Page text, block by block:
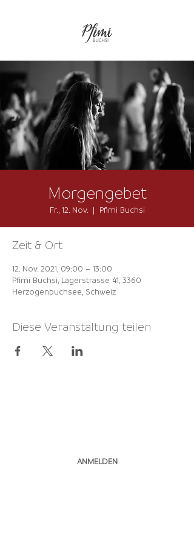
Morgengebet
Fr., 12. Nov.
  |
Pfimi Buchsi
Zeit & Ort
12. Nov. 2021, 09:00 – 13:00
Pfimi Buchsi, Lagerstrasse 41, 3360
Herzogenbuchsee, Schweiz
Diese Veranstaltung teilen
ANMELDEN